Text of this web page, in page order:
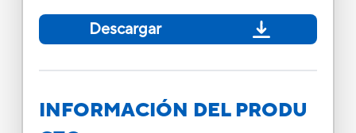
Descargar
INFORMACIÓN DEL PRODU